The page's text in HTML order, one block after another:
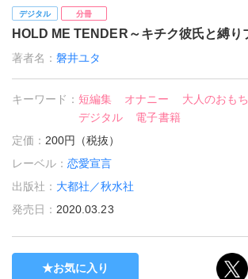
デジタル 分冊
HOLD ME TENDER～キチク彼氏と縛り
著者名：磐井ユタ
キーワード： 短編集 オナニー 大人のおも
デジタル
電子書籍
定価： 200円（税抜）
レーベル：恋愛宣言
出版社： 大都社／秋水社
発売日： 2020.03.23
お気に入り